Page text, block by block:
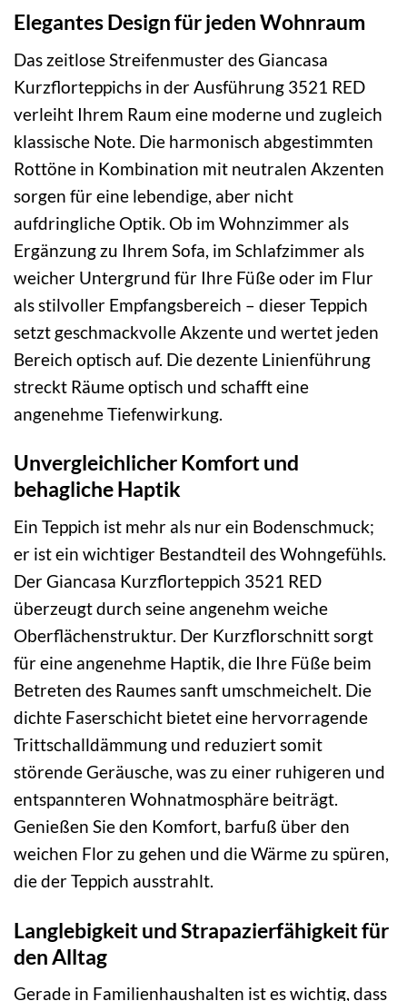
Elegantes Design für jeden Wohnraum
Das zeitlose Streifenmuster des Giancasa
Kurzflorteppichs in der Ausführung 3521 RED
verleiht Ihrem Raum eine moderne und zugleich
klassische Note. Die harmonisch abgestimmten
Rottöne in Kombination mit neutralen Akzenten
sorgen für eine lebendige, aber nicht
aufdringliche Optik. Ob im Wohnzimmer als
Ergänzung zu Ihrem Sofa, im Schlafzimmer als
weicher Untergrund für Ihre Füße oder im Flur
als stilvoller Empfangsbereich – dieser Teppich
setzt geschmackvolle Akzente und wertet jeden
Bereich optisch auf. Die dezente Linienführung
streckt Räume optisch und schafft eine
angenehme Tiefenwirkung.
Unvergleichlicher Komfort und
behagliche Haptik
Ein Teppich ist mehr als nur ein Bodenschmuck;
er ist ein wichtiger Bestandteil des Wohngefühls.
Der Giancasa Kurzflorteppich 3521 RED
überzeugt durch seine angenehm weiche
Oberflächenstruktur. Der Kurzflorschnitt sorgt
für eine angenehme Haptik, die Ihre Füße beim
Betreten des Raumes sanft umschmeichelt. Die
dichte Faserschicht bietet eine hervorragende
Trittschalldämmung und reduziert somit
störende Geräusche, was zu einer ruhigeren und
entspannteren Wohnatmosphäre beiträgt.
Genießen Sie den Komfort, barfuß über den
weichen Flor zu gehen und die Wärme zu spüren,
die der Teppich ausstrahlt.
Langlebigkeit und Strapazierfähigkeit für
den Alltag
Gerade in Familienhaushalten ist es wichtig, dass